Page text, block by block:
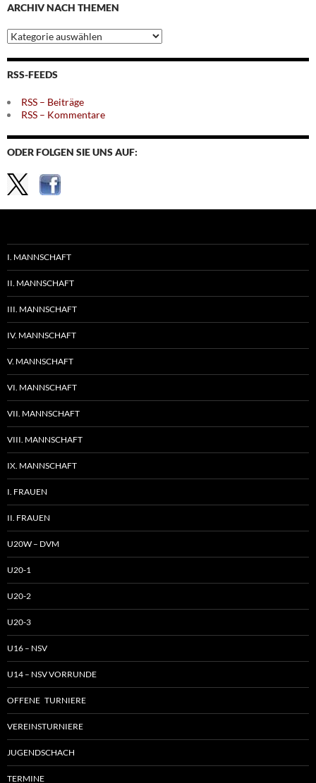
ARCHIV NACH THEMEN
Archiv
nach
Themen
RSS-FEEDS
RSS – Beiträge
RSS – Kommentare
ODER FOLGEN SIE UNS AUF:
I. MANNSCHAFT
II. MANNSCHAFT
III. MANNSCHAFT
IV. MANNSCHAFT
V. MANNSCHAFT
VI. MANNSCHAFT
VII. MANNSCHAFT
VIII. MANNSCHAFT
IX. MANNSCHAFT
I. FRAUEN
II. FRAUEN
U20W – DVM
U20-1
U20-2
U20-3
U16 – NSV
U14 – NSV VORRUNDE
OFFENE TURNIERE
VEREINSTURNIERE
JUGENDSCHACH
TERMINE